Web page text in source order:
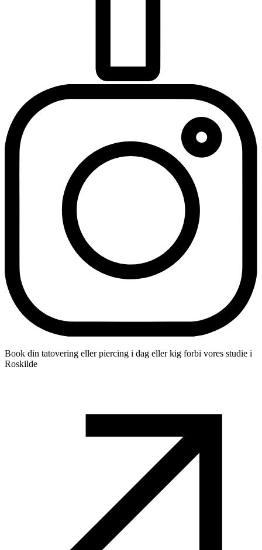
Book din tatovering eller piercing i dag eller kig forbi vores studie i
Roskilde